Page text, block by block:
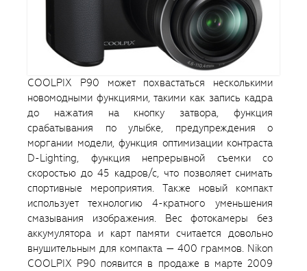
COOLPIX P90 может похвастаться несколькими
новомодными функциями, такими как запись кадра
до нажатия на кнопку затвора, функция
срабатывания по улыбке, предупреждения о
моргании модели, функция оптимизации контраста
D-Lighting, функция непрерывной съемки со
скоростью до 45 кадров/с, что позволяет снимать
спортивные мероприятия. Также новый компакт
использует технологию 4-кратного уменьшения
смазывания изображения. Вес фотокамеры без
аккумулятора и карт памяти считается довольно
внушительным для компакта — 400 граммов. Nikon
COOLPIX P90 появится в продаже в марте 2009